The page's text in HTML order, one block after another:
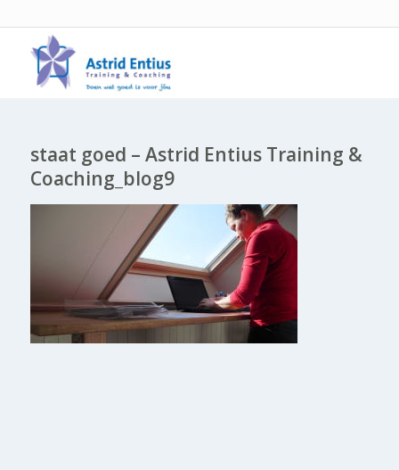
staat goed – Astrid Entius Training &
Coaching_blog9